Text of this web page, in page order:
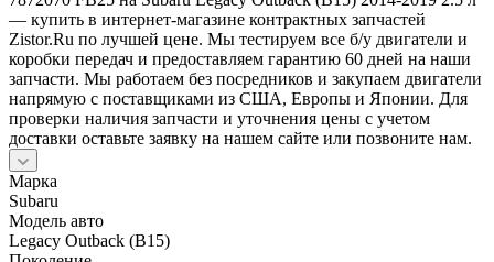
— купить в интернет-магазине контрактных запчастей
Zistor.Ru по лучшей цене. Мы тестируем все б/у двигатели и
коробки передач и предоставляем гарантию 60 дней на наши
запчасти. Мы работаем без посредников и закупаем двигатели
напрямую с поставщиками из США, Европы и Японии. Для
проверки наличия запчасти и уточнения цены с учетом
доставки оставьте заявку на нашем сайте или позвоните нам.
Марка
Subaru
Модель авто
Legacy Outback (B15)